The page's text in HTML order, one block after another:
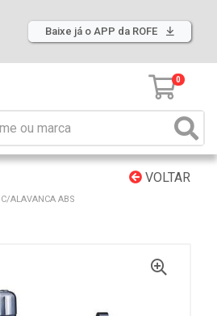
Baixe já o APP da ROFE
0
VOLTAR
ALAVANCA ABS